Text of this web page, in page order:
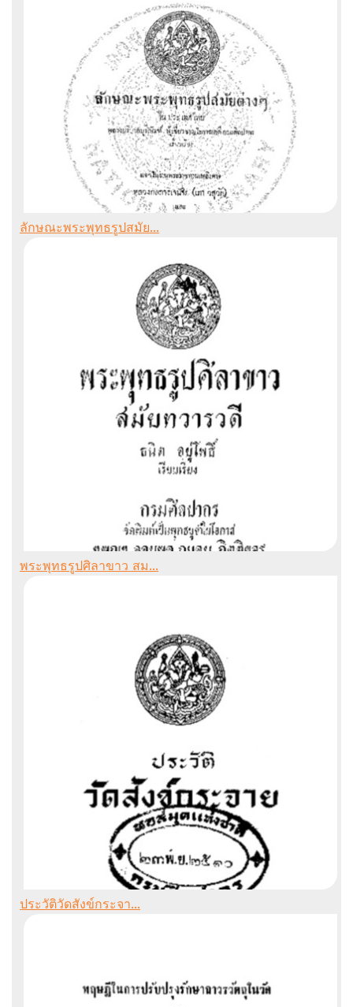
ลักษณะพระพุทธรูปสมัย...
พระพุทธรูปศิลาขาว สม...
ประวัติวัดสังข์กระจา...